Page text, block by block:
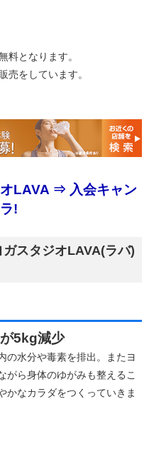
料となります。
売をしています。
オLAVA ⇒ 入会キャン
!
スタジオLAVA(ラバ)
5kg減少
の水分や毒素を排出。またヨ
がら身体のゆがみも整えるこ
かなカラダをつくっていきま